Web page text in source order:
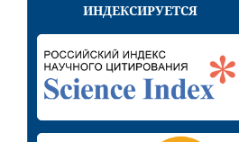
ИНДЕКСИРУЕТСЯ